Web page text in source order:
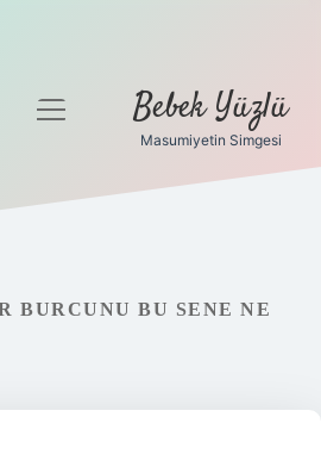
menüyü
Bebek Yüzlü
Masumiyetin Simgesi
BURCUNU BU SENE NE